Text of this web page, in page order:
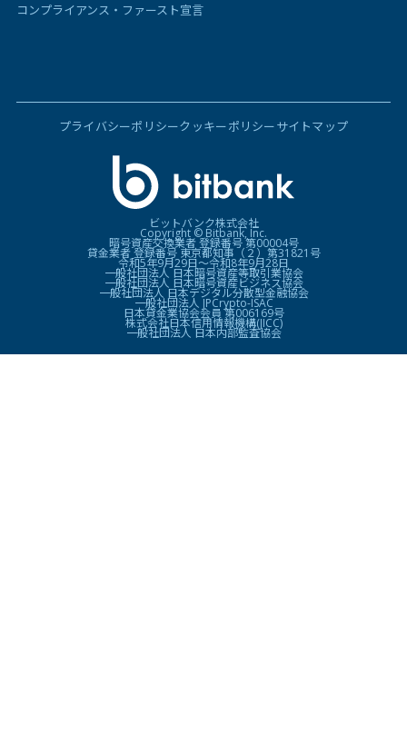
コンプライアンス・ファースト宣言
プライバシーポリシークッキーポリシーサイトマップ
ビットバンク株式会社
Copyright © Bitbank, Inc.
暗号資産交換業者 登録番号 第00004号
貸金業者 登録番号 東京都知事（２）第31821号
令和5年9月29日〜令和8年9月28日
一般社団法人 日本暗号資産等取引業協会
一般社団法人 日本暗号資産ビジネス協会
一般社団法人 日本デジタル分散型金融協会
一般社団法人 JPCrypto-ISAC
日本貸金業協会会員 第006169号
株式会社日本信用情報機構(JICC)
一般社団法人 日本内部監査協会